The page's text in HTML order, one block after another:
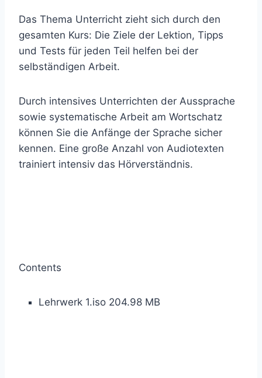
Das Thema Unterricht zieht sich durch den
gesamten Kurs: Die Ziele der Lektion, Tipps
und Tests für jeden Teil helfen bei der
selbständigen Arbeit.
Durch intensives Unterrichten der Aussprache
sowie systematische Arbeit am Wortschatz
können Sie die Anfänge der Sprache sicher
kennen. Eine große Anzahl von Audiotexten
trainiert intensiv das Hörverständnis.
Contents
Lehrwerk 1.iso 204.98 MB